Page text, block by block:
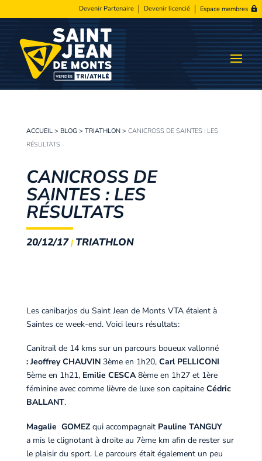
Devenir Partenaire Devenir licencié Espace membres
ACCUEIL> BLOG > TRIATHLON> CANICROSS DE SAINTES : LES
RÉSULTATS
CANICROSS DE
SAINTES : LES
RÉSULTATS
20/12/17| TRIATHLON
Les canibarjos du Saint Jean de Monts VTA étaient à
Saintes ce week-end. Voici leurs résultats:
Canitrail de 14 kms sur un parcours boueux vallonné
: Jeoffrey CHAUVIN 3ème en 1h20, Carl PELLICONI
5ème en 1h21, Emilie CESCA8ème en 1h27 et 1ère
féminine avec comme lièvre de luxe son capitaine Cédric
BALLANT.
Magalie GOMEZqui accompagnait Pauline TANGUY
a mis le clignotant à droite au 7ème km afin de rester sur
le plaisir du sport. Le parcours était également un peu